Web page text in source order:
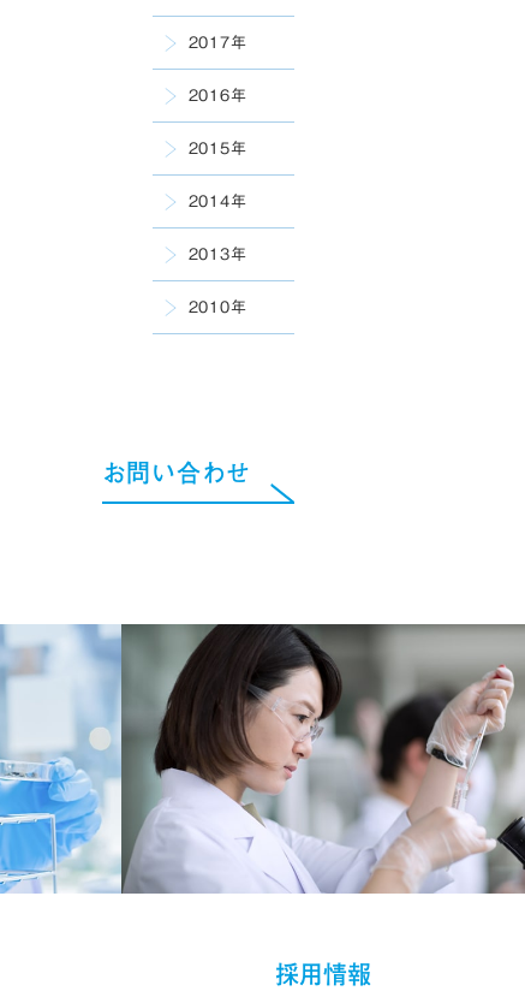
2017年
2016年
2015年
2014年
2013年
2010年
お問い合わせ
採用情報